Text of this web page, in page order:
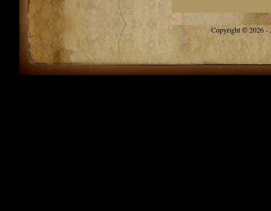
Copyright © 2026 -